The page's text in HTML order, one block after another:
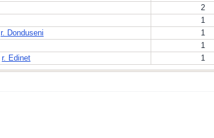
2
1
r. Donduseni
1
1
r. Edinet 1